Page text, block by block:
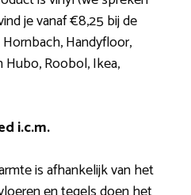
je vanaf €8,25 bij de
Handyfloor,
Hubo, Roobol, Ikea,
i.c.m.
is afhankelijk van het